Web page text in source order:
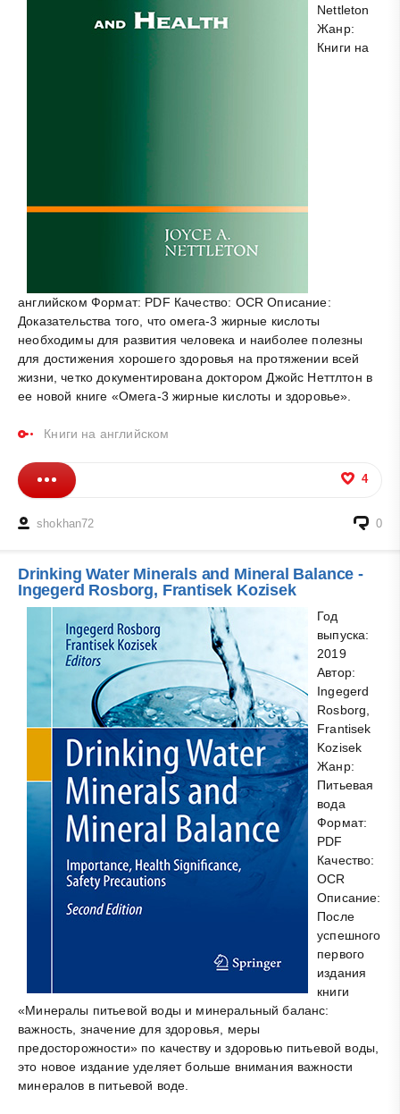
Nettleton
Жанр:
Книги на
английском Формат: PDF Качество: OCR Описание:
Доказательства того, что омега-3 жирные кислоты
необходимы для развития человека и наиболее полезны
для достижения хорошего здоровья на протяжении всей
жизни, четко документирована доктором Джойс Неттлтон в
ее новой книге «Омега-3 жирные кислоты и здоровье».
Книги на английском
4
shokhan72 0
Drinking Water Minerals and Mineral Balance -
Ingegerd Rosborg, Frantisek Kozisek
Год
выпуска:
2019
Автор:
Ingegerd
Rosborg,
Frantisek
Kozisek
Жанр:
Питьевая
вода
Формат:
PDF
Качество:
OCR
Описание:
После
успешного
первого
издания
книги
«Минералы питьевой воды и минеральный баланс:
важность, значение для здоровья, меры
предосторожности» по качеству и здоровью питьевой воды,
это новое издание уделяет больше внимания важности
минералов в питьевой воде.